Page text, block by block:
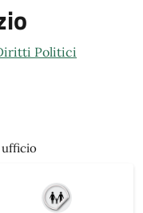
Politici
ufficio